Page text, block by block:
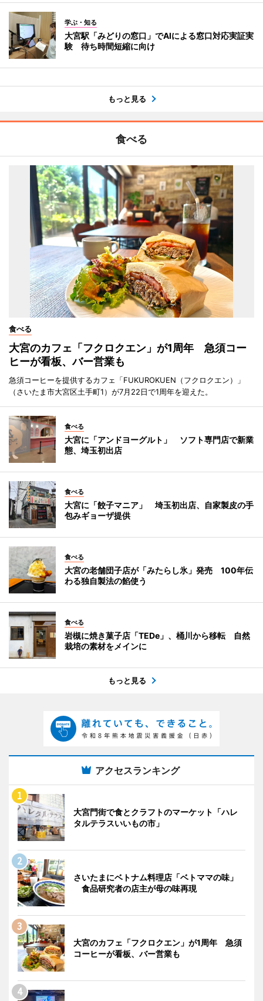
学ぶ・知る
大宮駅「みどりの窓口」でAIによる窓口対応実証実
験 待ち時間短縮に向け
もっと見る
食べる
食べる
大宮のカフェ「フクロクエン」が1周年 急須コー
ヒーが看板、バー営業も
急須コーヒーを提供するカフェ「FUKUROKUEN（フクロクエン）」
（さいたま市大宮区土手町1）が7月22日で1周年を迎えた。
食べる
大宮に「アンドヨーグルト」 ソフト専門店で新業
態、埼玉初出店
食べる
大宮に「餃子マニア」 埼玉初出店、自家製皮の手
包みギョーザ提供
食べる
大宮の老舗団子店が「みたらし氷」発売 100年伝
わる独自製法の餡使う
食べる
岩槻に焼き菓子店「TEDe」、桶川から移転 自然
栽培の素材をメインに
もっと見る
アクセスランキング
大宮門街で食とクラフトのマーケット「ハレ
タルテラスいいもの市」
さいたまにベトナム料理店「ベトママの味」
食品研究者の店主が母の味再現
大宮のカフェ「フクロクエン」が1周年 急須
コーヒーが看板、バー営業も